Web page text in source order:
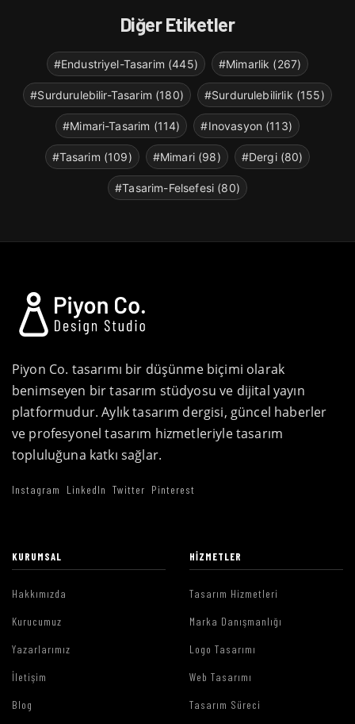
Diğer Etiketler
#Endustriyel-Tasarim (445) #Mimarlik (267)
#Surdurulebilir-Tasarim (180) #Surdurulebilirlik (155)
#Mimari-Tasarim (114) #Inovasyon (113)
#Tasarim (109) #Mimari (98) #Dergi (80)
#Tasarim-Felsefesi (80)
Piyon Co. tasarımı bir düşünme biçimi olarak
benimseyen bir tasarım stüdyosu ve dijital yayın
platformudur. Aylık tasarım dergisi, güncel haberler
ve profesyonel tasarım hizmetleriyle tasarım
topluluğuna katkı sağlar.
Instagram LinkedIn Twitter Pinterest
KURUMSAL
Hakkımızda
Kurucumuz
Yazarlarımız
İletişim
Blog
HIZMETLER
Tasarım Hizmetleri
Marka Danışmanlığı
Logo Tasarımı
Web Tasarımı
Tasarım Süreci